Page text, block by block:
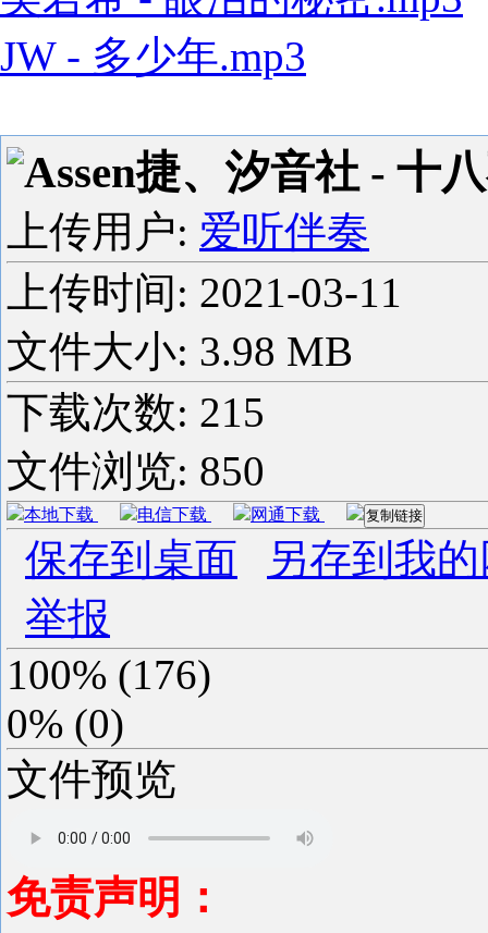
JW - 多少年.mp3
Assen捷、汐音社 - 十
上传用户: 爱听伴奏
上传时间: 2021-03-11
文件大小: 3.98 MB
下载次数: 215
文件浏览: 850
本地下载 电信下载 网通下载 复制链接
保存到桌面
另存到我
举报
100% (176)
0% (0)
文件预览
免责声明：